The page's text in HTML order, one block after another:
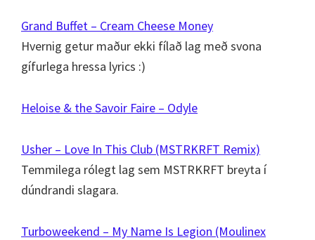
Grand Buffet – Cream Cheese Money
Hvernig getur maður ekki fílað lag með svona
gífurlega hressa lyrics :)
Heloise & the Savoir Faire – Odyle
Usher – Love In This Club (MSTRKRFT Remix)
Temmilega rólegt lag sem MSTRKRFT breyta í
dúndrandi slagara.
Turboweekend – My Name Is Legion (Moulinex